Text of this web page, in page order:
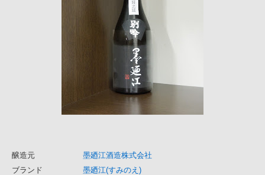
醸造元
墨廼江酒造株式会社
ブランド
墨廼江(すみのえ)